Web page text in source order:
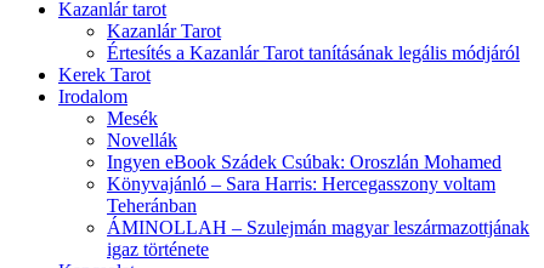
Kazanlár tarot
Kazanlár Tarot
Értesítés a Kazanlár Tarot tanításának legális módjáról
Kerek Tarot
Irodalom
Mesék
Novellák
Ingyen eBook Szádek Csúbak: Oroszlán Mohamed
Könyvajánló – Sara Harris: Hercegasszony voltam
Teheránban
ÁMINOLLAH – Szulejmán magyar leszármazottjának
igaz története